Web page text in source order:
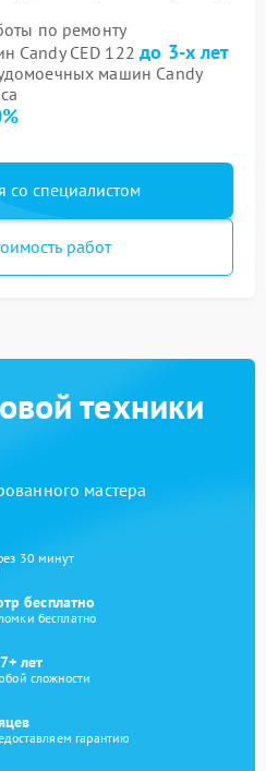
по ремонту
Candy CED 122до 3-х лет
машин Candy
со специалистом
работ
техники
мастера
30 минут
бесплатно
бесплатно
лет
сложности
гарантию